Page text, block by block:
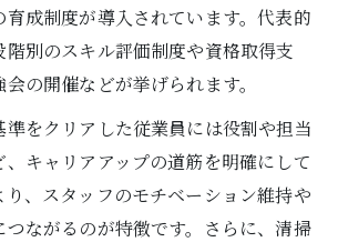
成制度が導入されています。代表的
別のスキル評価制度や資格取得支
の開催などが挙げられます。
をクリアした従業員には役割や担当
キャリアアップの道筋を明確にして
、スタッフのモチベーション維持や
つながるのが特徴です。さらに、清掃